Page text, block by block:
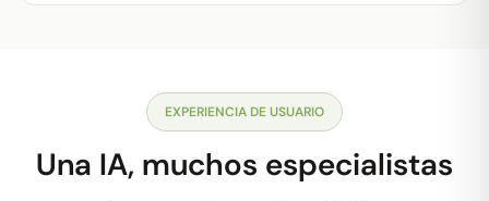
EXPERIENCIA DE USUARIO
Una IA, muchos especialistas